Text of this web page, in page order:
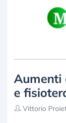
Aumenti
e
Vittorio